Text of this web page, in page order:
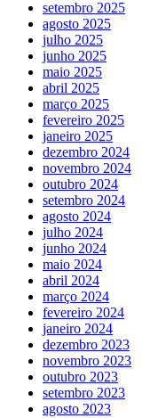
setembro 2025
agosto 2025
julho 2025
junho 2025
maio 2025
abril 2025
março 2025
fevereiro 2025
janeiro 2025
dezembro 2024
novembro 2024
outubro 2024
setembro 2024
agosto 2024
julho 2024
junho 2024
maio 2024
abril 2024
março 2024
fevereiro 2024
janeiro 2024
dezembro 2023
novembro 2023
outubro 2023
setembro 2023
agosto 2023